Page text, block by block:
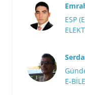
ESP
E-